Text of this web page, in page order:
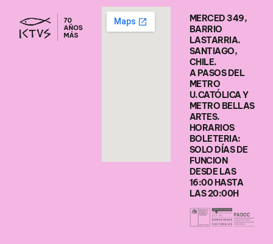
MERCED 349,
BARRIO
LASTARRIA.
SANTIAGO,
CHILE.
A PASOS DEL
METRO
U.CATÓLICA Y
METRO BELLAS
ARTES.
HORARIOS
BOLETERIA:
SOLO DÍAS DE
FUNCION
DESDE LAS
16:00 HASTA
LAS 20:00H